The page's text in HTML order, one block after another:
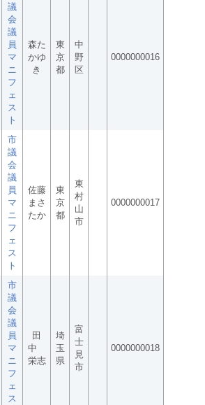
議
会
議
員
マ
ニ
フ
ェ
ス
ト
森た
かゆ
き
東
京
都
中
野
区
0000000016
市
議
会
議
員
マ
ニ
フ
ェ
ス
ト
佐藤
まさ
たか
東
京
都
東
村
山
市
0000000017
市
議
会
議
員
マ
ニ
フ
ェ
ス
田
中
栄志
埼
玉
県
富
士
見
市
0000000018